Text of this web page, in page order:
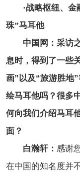
·战略枢纽、
珠”马耳他
中国网：采访
息时，得到了一些
画”以及“旅游胜地
绘马耳他吗？很多
何向我们介绍马耳
面？
白瀚轩： 感谢
在中国的知名度并